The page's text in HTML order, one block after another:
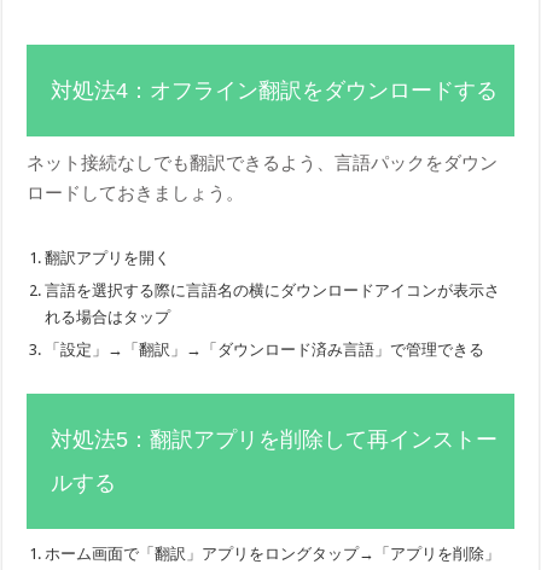
対処法4：オフライン翻訳をダウンロードする
ネット接続なしでも翻訳できるよう、言語パックをダウン
ロードしておきましょう。
翻訳アプリを開く
言語を選択する際に言語名の横にダウンロードアイコンが表示さ
れる場合はタップ
「設定」→「翻訳」→「ダウンロード済み言語」で管理できる
対処法5：翻訳アプリを削除して再インストー
ルする
ホーム画面で「翻訳」アプリをロングタップ→「アプリを削除」